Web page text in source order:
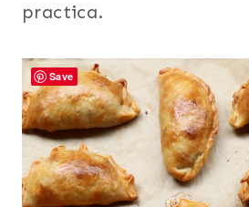
practica.
Save